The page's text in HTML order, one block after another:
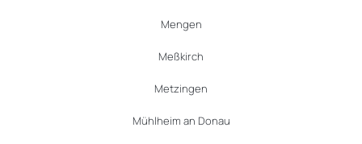
Mengen
Meßkirch
Metzingen
Mühlheim an Donau